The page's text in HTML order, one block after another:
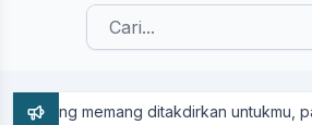
ditakdirkan untukmu, pasti akan